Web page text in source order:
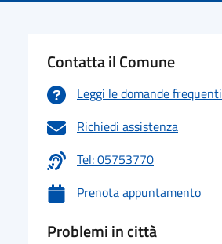
Contatta il Comune
Leggi le domande frequenti
Richiedi assistenza
Tel: 05753770
Prenota appuntamento
Problemi in città